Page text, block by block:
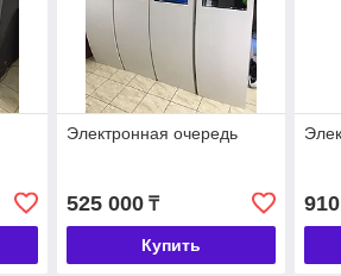
Электронная очередь
525 000₸
Купить